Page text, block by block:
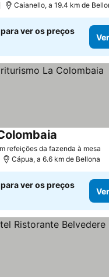
Caianello, a 19.4 km de
ver os preços
refeições da fazenda à mesa
Cápua, a 6.6 km de Bellona
ver os preços